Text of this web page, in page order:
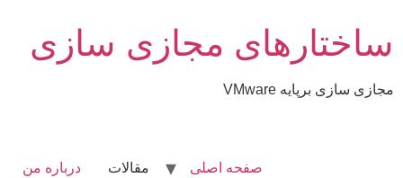
ساختارهای مجازی سازی
مجازی سازی برپایه VMware
صفحه اصلی مقالات درباره من